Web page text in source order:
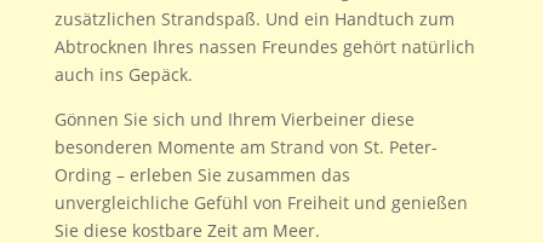
zusätzlichen Strandspaß. Und ein Handtuch zum
Abtrocknen Ihres nassen Freundes gehört natürlich
auch ins Gepäck.
Gönnen Sie sich und Ihrem Vierbeiner diese
besonderen Momente am Strand von St. Peter-
Ording – erleben Sie zusammen das
unvergleichliche Gefühl von Freiheit und genießen
Sie diese kostbare Zeit am Meer.